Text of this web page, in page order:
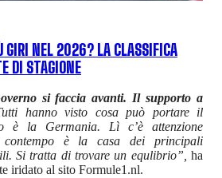
GIRI NEL 2026? LA CLASSIFICA
DI STAGIONE
si faccia avanti. Il supporto a
hanno visto cosa può portare il
è la Germania. Lì c’è attenzione
contempo è la casa dei principali
Si tratta di trovare un equlibrio”, ha
iridato al sito Formule1.nl.